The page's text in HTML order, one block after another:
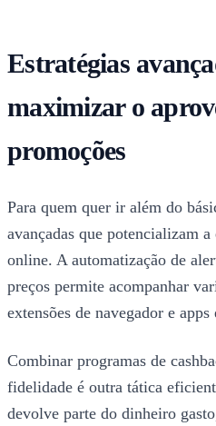
Estratégias
maximizar o
promoções
Para quem quer ir além do
avançadas que potencializam
online. A automatização de
preços permite acompanhar
extensões de navegador e apps
Combinar programas de
fidelidade é outra tática
devolve parte do dinheiro